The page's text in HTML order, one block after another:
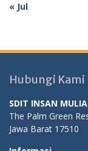
« Jul
Hubungi Kami
SDIT INSAN MULIA
The Palm Green
Jawa Barat 17510